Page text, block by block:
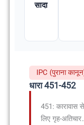
सादा
IPC (पुराना
धारा 451-452
451: कारावास
लिए गृह-